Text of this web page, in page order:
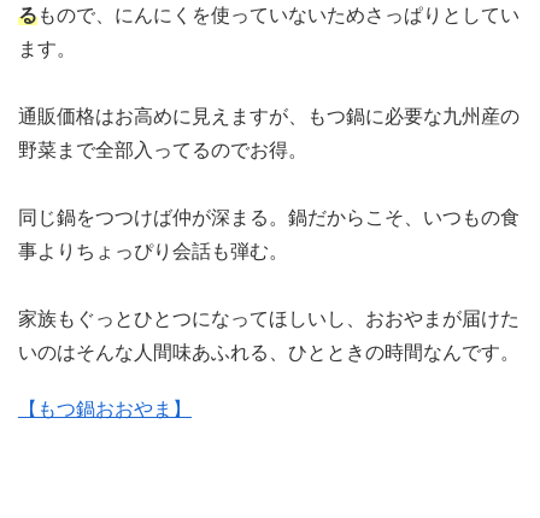
るもので、にんにくを使っていないためさっぱりとしてい
ます。
通販価格はお高めに見えますが、
もつ鍋に必要な九州産の
野菜まで全部入ってるのでお得。
同じ鍋をつつけば仲が深まる。鍋だからこそ、いつもの食
事よりちょっぴり会話も弾む。
家族もぐっとひとつになってほしいし、おおやまが届けた
いのはそんな人間味あふれる、ひとときの時間なんです。
【もつ鍋おおやま】